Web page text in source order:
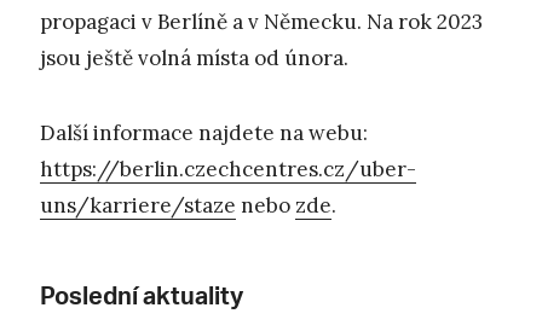
propagaci v Berlíně a v Německu. Na rok 2023
jsou ještě volná místa od února.
Další informace najdete na webu:
https://berlin.czechcentres.cz/uber-
uns/karriere/staze nebo zde.
Poslední aktuality